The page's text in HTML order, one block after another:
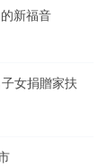
新福音
女捐贈家扶